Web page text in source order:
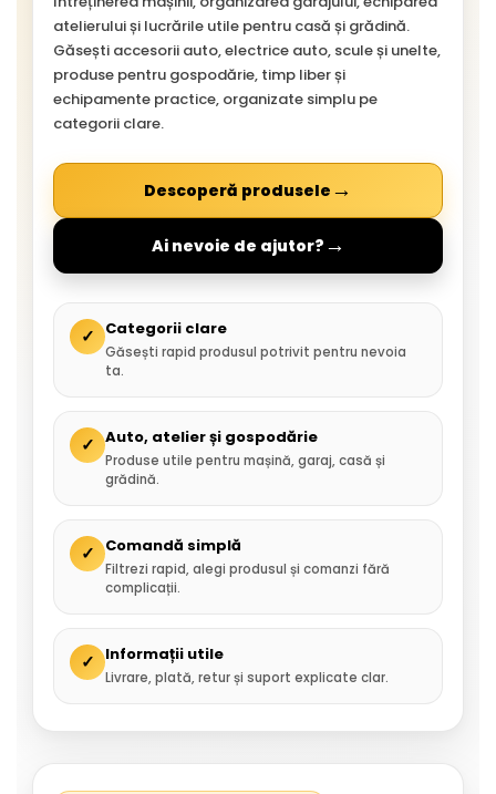
atelierului și lucrările utile pentru casă și grădină.
Găsești accesorii auto, electrice auto, scule și unelte,
produse pentru gospodărie, timp liber și
echipamente practice, organizate simplu pe
categorii clare.
Descoperă produsele →
Ai nevoie de ajutor? →
✓ Categorii clare
Găsești rapid produsul potrivit pentru nevoia
ta.
✓ Auto, atelier și gospodărie
Produse utile pentru mașină, garaj, casă și
grădină.
✓ Comandă simplă
Filtrezi rapid, alegi produsul și comanzi fără
complicații.
✓ Informații utile
Livrare, plată, retur și suport explicate clar.